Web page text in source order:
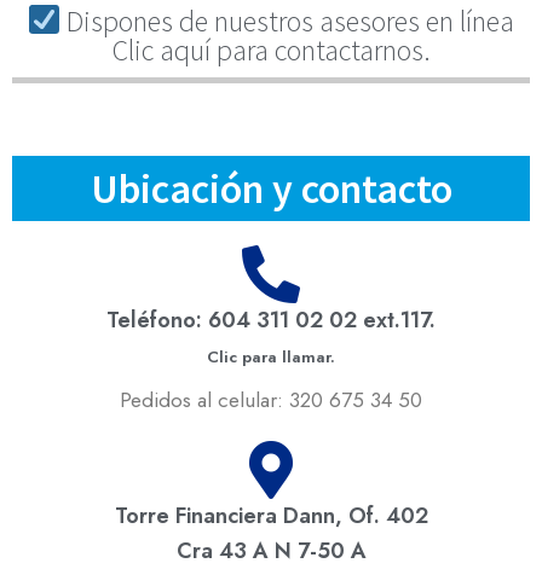
Dispones de nuestros asesores en línea
Clic aquí para contactarnos.
Ubicación y contacto
Teléfono: 604 311 02 02 ext.117.
Clic para llamar.
Pedidos al celular: 320 675 34 50
Torre Financiera Dann, Of. 402
Cra 43 A N 7-50 A